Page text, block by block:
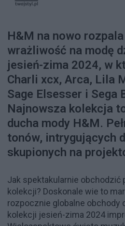
H&M na nowo
wrażliwość na modę
jesień-zima 2024, w
Charli xcx, Arca, Lila
Sage Elsesser i Sega
Najnowsza kolekcja
ducha mody H&M.
tonów, intrygujących
skupionych na
Jak spektakularnie obchodzić
kolekcji? Doskonale wie to
rozpocznie globalne obchody
kolekcji jesień-zima 2024